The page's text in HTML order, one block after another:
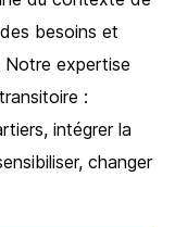
besoins et
Notre expertise
:
intégrer la
changer